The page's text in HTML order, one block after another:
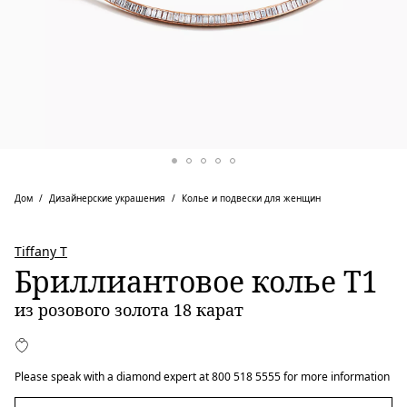
Дом Дизайнерские украшения Колье и подвески для женщин
Tiffany T
Бриллиантовое колье T1
из розового золота 18 карат
Please speak with a diamond expert at 800 518 5555 for more information